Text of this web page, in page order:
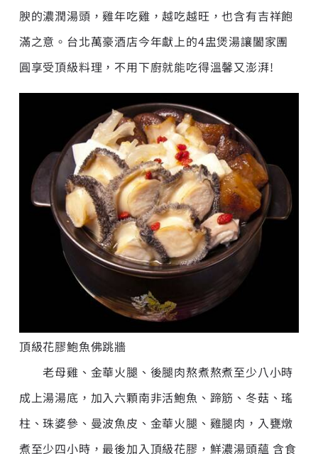
腴的濃潤湯頭，雞年吃雞，越吃越旺，也含有吉祥飽
滿之意。台北萬豪酒店今年獻上的4盅煲湯讓闔家團
圓享受頂級料理，不用下廚就能吃得溫馨又澎湃!
頂級花膠鮑魚佛跳牆
老母雞、金華火腿、後腿肉熬煮熬煮至少八小時
成上湯湯底，加入六顆南非活鮑魚、蹄筋、冬菇、瑤
柱、珠婆參、曼波魚皮、金華火腿、雞腿肉，入甕燉
煮至少四小時，最後加入頂級花膠，鮮濃湯頭蘊 含食